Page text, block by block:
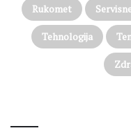
Rukomet
Tehnologija